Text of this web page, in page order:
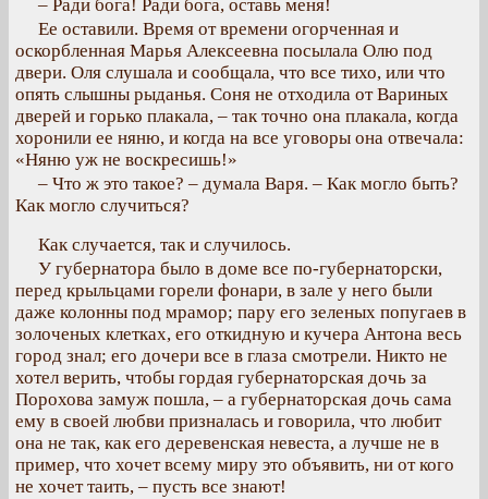
– Ради бога! Ради бога, оставь меня!
Ее оставили. Время от времени огорченная и
оскорбленная Марья Алексеевна посылала Олю под
двери. Оля слушала и сообщала, что все тихо, или что
опять слышны рыданья. Соня не отходила от Вариных
дверей и горько плакала, – так точно она плакала, когда
хоронили ее няню, и когда на все уговоры она отвечала:
«Няню уж не воскресишь!»
– Что ж это такое? – думала Варя. – Как могло быть?
Как могло случиться?
Как случается, так и случилось.
У губернатора было в доме все по-губернаторски,
перед крыльцами горели фонари, в зале у него были
даже колонны под мрамор; пару его зеленых попугаев в
золоченых клетках, его откидную и кучера Антона весь
город знал; его дочери все в глаза смотрели. Никто не
хотел верить, чтобы гордая губернаторская дочь за
Порохова замуж пошла, – а губернаторская дочь сама
ему в своей любви призналась и говорила, что любит
она не так, как его деревенская невеста, а лучше не в
пример, что хочет всему миру это объявить, ни от кого
не хочет таить, – пусть все знают!